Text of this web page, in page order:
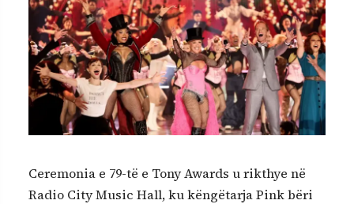
Ceremonia e 79-të e Tony Awards u rikthye në
Radio City Music Hall, ku këngëtarja Pink bëri